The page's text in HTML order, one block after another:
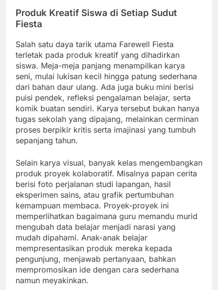
Produk Kreatif Siswa di Setiap Sudut
Fiesta
Salah satu daya tarik utama Farewell Fiesta
terletak pada produk kreatif yang dihadirkan
siswa. Meja-meja panjang menampilkan karya
seni, mulai lukisan kecil hingga patung sederhana
dari bahan daur ulang. Ada juga buku mini berisi
puisi pendek, refleksi pengalaman belajar, serta
komik buatan sendiri. Karya tersebut bukan hanya
tugas sekolah yang dipajang, melainkan cerminan
proses berpikir kritis serta imajinasi yang tumbuh
sepanjang tahun.
Selain karya visual, banyak kelas mengembangkan
produk proyek kolaboratif. Misalnya papan cerita
berisi foto perjalanan studi lapangan, hasil
eksperimen sains, atau grafik pertumbuhan
kemampuan membaca. Proyek-proyek ini
memperlihatkan bagaimana guru memandu murid
mengubah data belajar menjadi narasi yang
mudah dipahami. Anak-anak belajar
mempresentasikan produk mereka kepada
pengunjung, menjawab pertanyaan, bahkan
mempromosikan ide dengan cara sederhana
namun meyakinkan.